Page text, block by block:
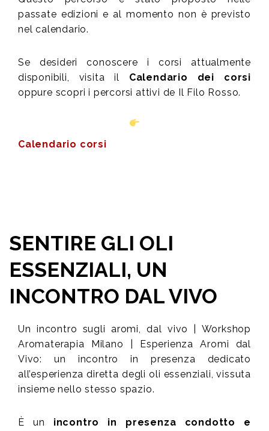
passate edizioni e al momento non è previsto
nel calendario.
Se desideri conoscere i corsi attualmente
disponibili, visita il Calendario dei corsi
oppure scopri i percorsi attivi de Il Filo Rosso.
Calendario corsi
SENTIRE GLI OLI
ESSENZIALI, UN
INCONTRO DAL VIVO
Un incontro sugli aromi, dal vivo | Workshop
Aromaterapia Milano | Esperienza Aromi dal
Vivo: un incontro in presenza dedicato
all’esperienza diretta degli oli essenziali, vissuta
insieme nello stesso spazio.
È un incontro in presenza condotto e